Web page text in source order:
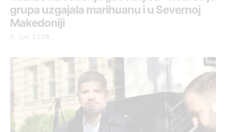
grupa uzgajala marihuanu i u Severnoj
Makedoniji
9. jun 2026.